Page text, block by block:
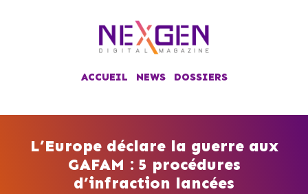
ACCUEIL NEWS DOSSIERS
L’Europe déclare la guerre aux
GAFAM : 5 procédures
d’infraction lancées